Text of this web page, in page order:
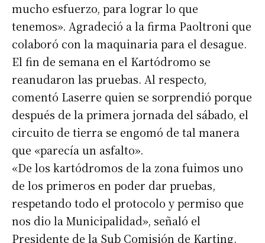
Suscribirme gratis
mucho esfuerzo, para lograr lo que
tenemos». Agradeció a la firma Paoltroni que
colaboró con la maquinaria para el desague.
El fin de semana en el Kartódromo se
reanudaron las pruebas. Al respecto,
comentó Laserre quien se sorprendió porque
después de la primera jornada del sábado, el
circuito de tierra se engomó de tal manera
que «parecía un asfalto».
«De los kartódromos de la zona fuimos uno
de los primeros en poder dar pruebas,
respetando todo el protocolo y permiso que
nos dio la Municipalidad», señaló el
Presidente de la Sub Comisión de Karting.